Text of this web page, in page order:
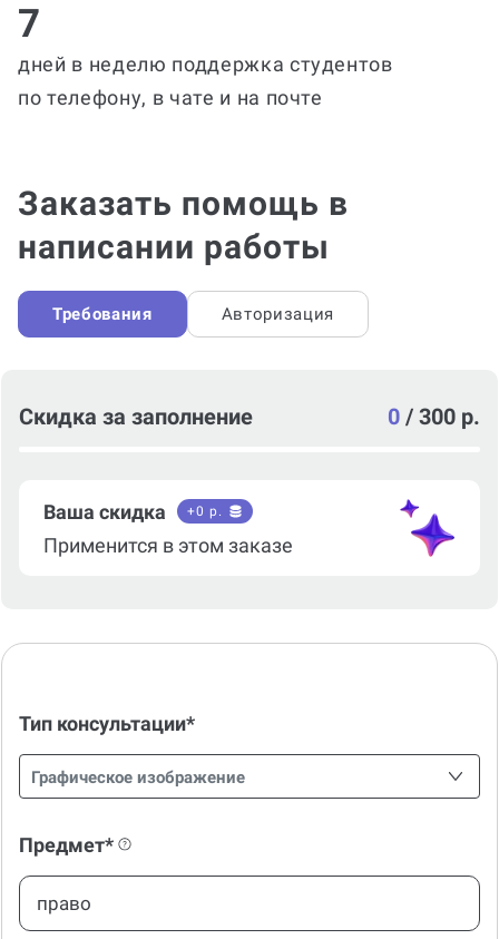
7
дней в неделю поддержка студентов
по телефону, в чате и на почте
Заказать помощь в
написании работы
Требования Авторизация
Скидка за заполнение 0 / 300 р.
Ваша скидка +0 р.
Применится в этом заказе
Тип консультации*
Графическое изображение
Предмет*